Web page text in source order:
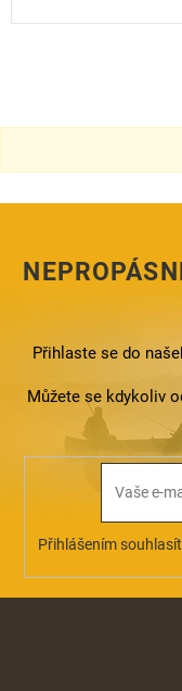
Přihlaste se do
Můžete se kdykoliv
Přihlášením